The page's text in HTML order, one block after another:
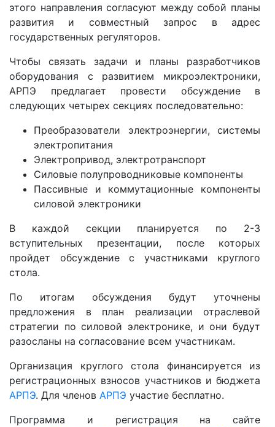
этого направления согласуют между собой планы
развития и совместный запрос в адрес
государственных регуляторов.
Чтобы связать задачи и планы разработчиков
оборудования с развитием микроэлектроники,
АРПЭ предлагает провести обсуждение в
следующих четырех секциях последовательно:
Преобразователи электроэнергии, системы
электропитания
Электропривод, электротранспорт
Силовые полупроводниковые компоненты
Пассивные и коммутационные компоненты
силовой электроники
В каждой секции планируется по 2-3
вступительных презентации, после которых
пройдет обсуждение с участниками круглого
стола.
По итогам обсуждения будут уточнены
предложения в план реализации отраслевой
стратегии по силовой электронике, и они будут
разосланы на согласование всем участникам.
Организация круглого стола финансируется из
регистрационных взносов участников и бюджета
АРПЭ. Для членов АРПЭ участие бесплатно.
Программа и регистрация на сайте